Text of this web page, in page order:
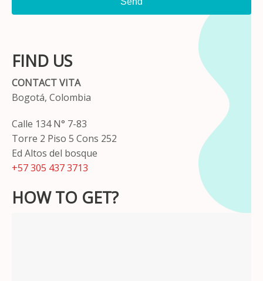
FIND US
CONTACT VITA
Bogotá, Colombia
Calle 134 N° 7-83
Torre 2 Piso 5 Cons 252
Ed Altos del bosque
+57 305 437 3713
HOW TO GET?